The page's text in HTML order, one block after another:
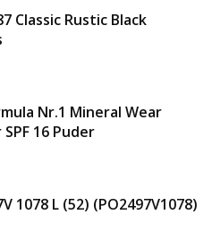
Classic Rustic Black
Nr.1 Mineral Wear
16 Puder
1078 L (52) (PO2497V1078)